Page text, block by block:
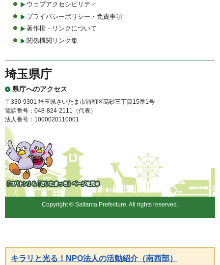
ウェブアクセシビリティ
プライバシーポリシー・免責事項
著作権・リンクについて
関係機関リンク集
埼玉県庁
県庁へのアクセス
〒330-9301 埼玉県さいたま市浦和区高砂三丁目15番1号
電話番号：048-824-2111（代表）
法人番号：1000020110001
「コバトン」&「さいたまっ
ち」
Copyright © Saitama Prefecture. All rights reserved.
キラリと光る！NPO法人の活動紹介（南西部）